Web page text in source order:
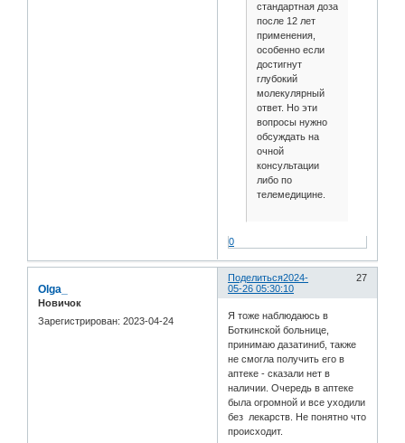
стандартная доза
после 12 лет
применения,
особенно если
достигнут
глубокий
молекулярный
ответ. Но эти
вопросы нужно
обсуждать на
очной
консультации
либо по
телемедицине.
0
Поделиться 27
2024-
05-26 05:30:10
Olga_
Новичок
Зарегистрирован: 2023-04-24
Я тоже наблюдаюсь в
Боткинской больнице,
принимаю дазатиниб, также
не смогла получить его в
аптеке - сказали нет в
наличии. Очередь в аптеке
была огромной и все уходили
без лекарств. Не понятно что
происходит.